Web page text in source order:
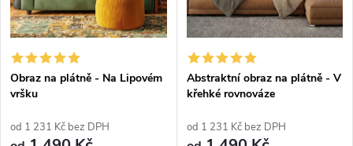
í
p
r
o
s
p
r
Obraz na plátně - Na Lipovém
vršku
od 1 231 Kč bez DPH
Abstraktní obraz na plátně - V
křehké rovnováze
od 1 231 Kč bez DPH